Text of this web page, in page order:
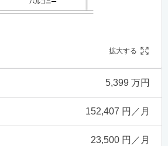
拡大する
5,399 万円
152,407 円／月
23,500 円／月